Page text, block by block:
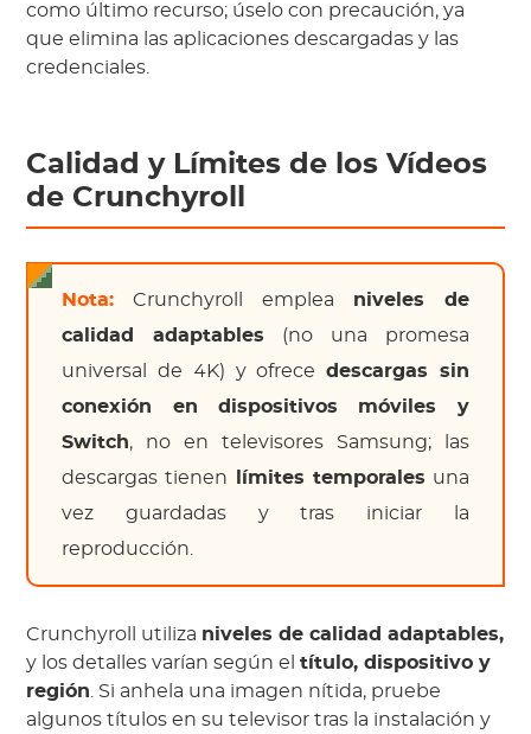
como último recurso; úselo con precaución, ya
que elimina las aplicaciones descargadas y las
credenciales.
Calidad y Límites de los Vídeos
de Crunchyroll
Nota: Crunchyroll emplea niveles de
calidad adaptables (no una promesa
universal de 4K) y ofrece descargas sin
conexión en dispositivos móviles y
Switch, no en televisores Samsung; las
descargas tienen
límites temporales una
vez guardadas y tras iniciar la
reproducción.
Crunchyroll utiliza niveles de calidad adaptables,
y los detalles varían según eltítulo, dispositivo y
región. Si anhela una imagen nítida, pruebe
algunos títulos en su televisor tras la instalación y